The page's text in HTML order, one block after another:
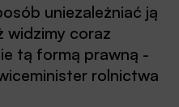
uniezależniać ją
widzimy coraz
tą formą prawną -
rolnictwa